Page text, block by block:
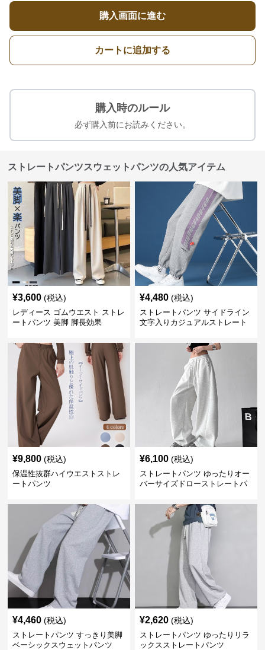
購入画面に進む
カートに追加する
購入時のルール
必ず購入前にお読みください。
ストレートパンツスウェットパンツの人気アイテム
¥3,600 (税込)
レディース ゴムウエスト ストレ
ートパンツ 美脚 脚長効果
¥4,480 (税込)
ストレートパンツ サイドライン
文字入りカジュアルストレート
¥9,800 (税込)
保温性抜群ハイウエストストレ
ートパンツ
¥6,100 (税込)
ストレートパンツ ゆったりオー
バーサイズドローストレートパ
¥4,460 (税込)
ストレートパンツ すっきり美脚
ベーシックスウェットパンツ
¥2,620 (税込)
ストレートパンツ ゆったりリラ
ックスストレートパンツ